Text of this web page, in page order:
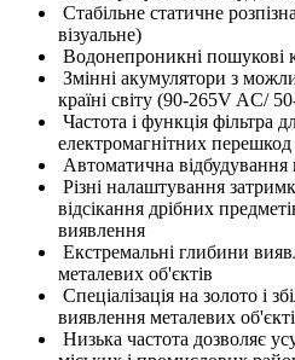
Стабільне статичне
візуальне)
Водонепроникні пошукові
Змінні акумулятори з
країні світу (90-265V AC/
Частота і функція фільтра
електромагнітних
Автоматична відбудування
Різні налаштування
відсікання дрібних
виявлення
Екстремальні глибини
металевих об'єктів
Спеціалізація на золото і
виявлення металевих
Низька частота дозволяє